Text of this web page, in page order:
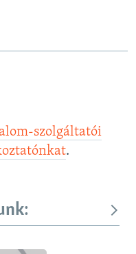
szolgáltatói
.